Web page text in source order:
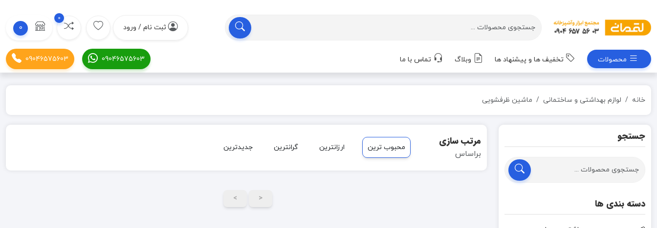
ثبت نام / ورود
0
0
محصولات تخفیف ها و پیشنهاد ها وبلاگ تماس با ما 09046575603
09046575603
خانه لوازم بهداشتی و ساختمانی ماشین ظرفشویی
جستجو
دسته بندی ها
مرتب سازی
براساس
محبوب ترین ارزانترین گرانترین جدیدترین
<
>